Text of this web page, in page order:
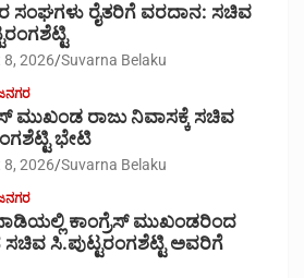
ಸಂಘಗಳು ರೈತರಿಗೆ ವರದಾನ: ಸಚಿವ
2026 Suvarna Belaku
ಮುಖಂಡ ರಾಜು ನಿವಾಸಕ್ಕೆ ಸಚಿವ
ಭೇಟಿ
2026 Suvarna Belaku
ಕಾಂಗ್ರೆಸ್ ಮುಖಂಡರಿಂದ
ಸಿ.ಪುಟ್ಟರಂಗಶೆಟ್ಟಿ ಅವರಿಗೆ